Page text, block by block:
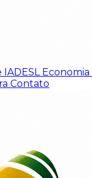
IADESL Economia
Contato